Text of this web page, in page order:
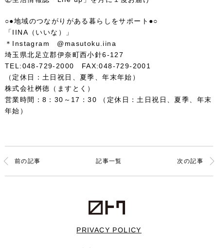
○●地域のつながりがある暮らしをサポート●○
「IINA（いいな）」
＊Instagram @masutoku.iina
埼玉県北足立郡伊奈町西小針6-127
TEL:048-729-2000 FAX:048-729-2001
（定休日：土日祝日、夏季、年末年始）
株式会社桝徳（ますとく）
営業時間：8：30～17：30 （定休日：土日祝日、夏季、年末
年始）
前の記事 記事一覧 次の記事
PRIVACY POLICY